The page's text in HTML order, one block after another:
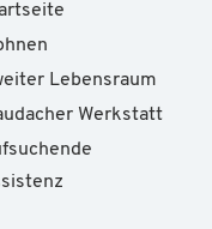
Lebensraum
Werkstatt